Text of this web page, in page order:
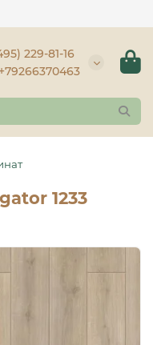
229-81-16
+79266370463
1233